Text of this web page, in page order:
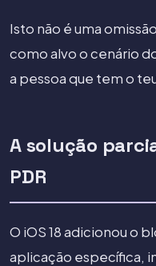
Isto não é uma
como alvo o cenário
a pessoa que tem o
A solução
PDR
O iOS 18 adicionou o
aplicação específica,